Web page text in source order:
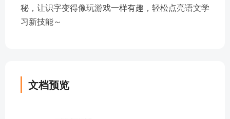
秘，让识字变得像玩游戏一样有趣，轻松点亮语文学
习新技能～
文档预览